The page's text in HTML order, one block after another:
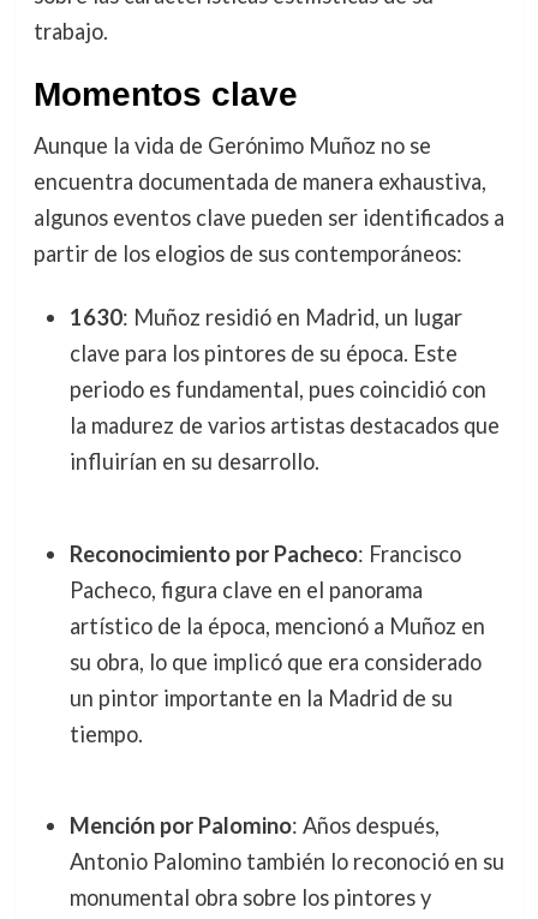
trabajo.
Momentos clave
Aunque la vida de Gerónimo Muñoz no se
encuentra documentada de manera exhaustiva,
algunos eventos clave pueden ser identificados a
partir de los elogios de sus contemporáneos:
1630: Muñoz residió en Madrid, un lugar
clave para los pintores de su época. Este
periodo es fundamental, pues coincidió con
la madurez de varios artistas destacados que
influirían en su desarrollo.
Reconocimiento por Pacheco: Francisco
Pacheco, figura clave en el panorama
artístico de la época, mencionó a Muñoz en
su obra, lo que implicó que era considerado
un pintor importante en la Madrid de su
tiempo.
Mención por Palomino: Años después,
Antonio Palomino también lo reconoció en su
monumental obra sobre los pintores y